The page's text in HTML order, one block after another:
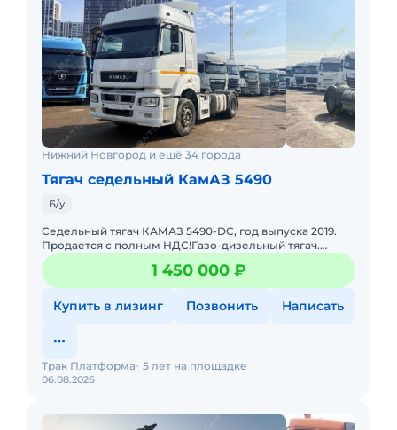
Нижний Новгород и ещё 34 города
Тягач седельный КамАЗ 5490
Б/у
Седельный тягач КАМАЗ 5490-DC, год выпуска 2019.
Продается с полным НДС!Газо-дизельный тягач.
МКПП. Двигатель Mercedes.1 собственник, ПТС
оригинал.Комплектация:1 450 000 ₽
Купить в лизинг Позвонить Написать
06.08.2026
Трак Платформа 5 лет на площадке